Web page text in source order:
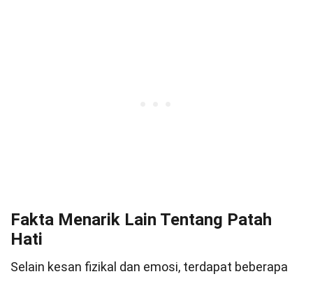
Fakta Menarik Lain Tentang Patah
Hati
Selain kesan fizikal dan emosi, terdapat beberapa